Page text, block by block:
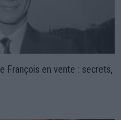
François en vente : secrets,